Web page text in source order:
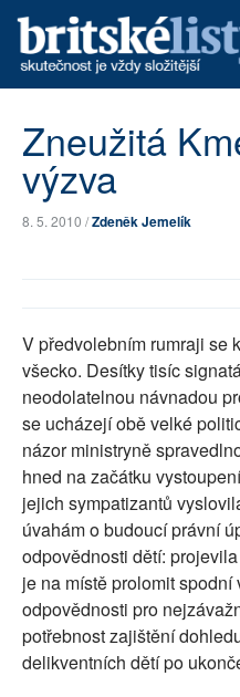
ARCHIV
TÉMATA
Zneužitá
výzva
8. 5. 2010 /Zdeněk Jemelík
V předvolebním rumraji se
všecko. Desítky tisíc
neodolatelnou návnadou
se ucházejí obě velké
názor ministryně
hned na začátku
jejich sympatizantů
úvahám o budoucí právní
odpovědnosti dětí:
je na místě prolomit
odpovědnosti pro
potřebnost zajištění
delikventních dětí po